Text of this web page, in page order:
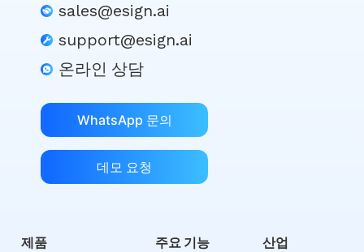
sales@esign.ai
support@esign.ai
온라인 상담
WhatsApp 문의
데모 요청
제품 주요 기능 산업